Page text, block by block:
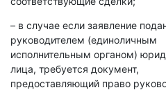
– в случае если заявление
руководителем (единоличным
исполнительным органом)
лица, требуется документ,
предоставляющий право